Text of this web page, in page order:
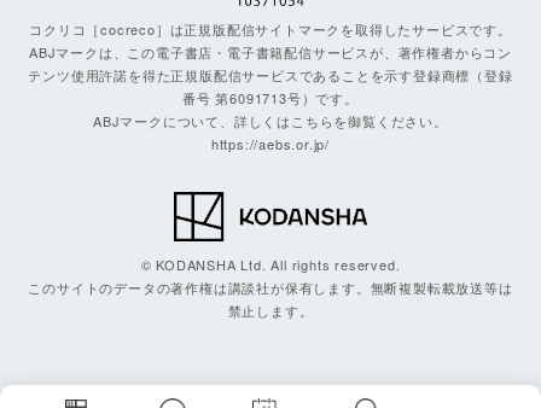
コクリコ［cocreco］は正規版配信サイトマークを取得したサービスです。
ABJマークは、この電子書店・電子書籍配信サービスが、著作権者からコン
テンツ使用許諾を得た正規版配信サービスであることを示す登録商標（登録
番号 第6091713号）です。
ABJマークについて、詳しくはこちらを御覧ください。
https://aebs.or.jp/
© KODANSHA Ltd. All rights reserved.
このサイトのデータの著作権は講談社が保有します。無断複製転載放送等は
禁止します。